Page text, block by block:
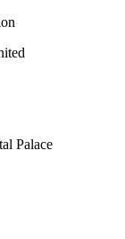
Palace